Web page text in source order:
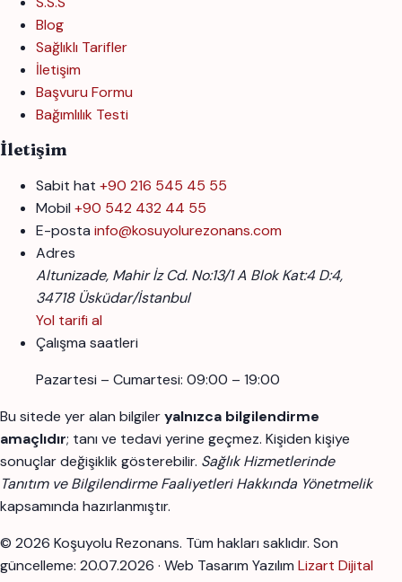
Blog
Sağlıklı Tarifler
İletişim
Başvuru Formu
Bağımlılık Testi
İletişim
Sabit hat +90 216 545 45 55
Mobil +90 542 432 44 55
E-posta info@kosuyolurezonans.com
Adres
Altunizade, Mahir İz Cd. No:13/1 A Blok Kat:4 D:4,
34718 Üsküdar/İstanbul
Yol tarifi al
Çalışma saatleri
Pazartesi – Cumartesi: 09:00 – 19:00
Bu sitede yer alan bilgileryalnızca bilgilendirme
amaçlıdır; tanı ve tedavi yerine geçmez. Kişiden kişiye
sonuçlar değişiklik gösterebilir. Sağlık Hizmetlerinde
Tanıtım ve Bilgilendirme Faaliyetleri Hakkında Yönetmelik
kapsamında hazırlanmıştır.
© 2026 Koşuyolu Rezonans. Tüm hakları saklıdır. Son
güncelleme: 20.07.2026 · Web Tasarım Yazılım Lizart Dijital